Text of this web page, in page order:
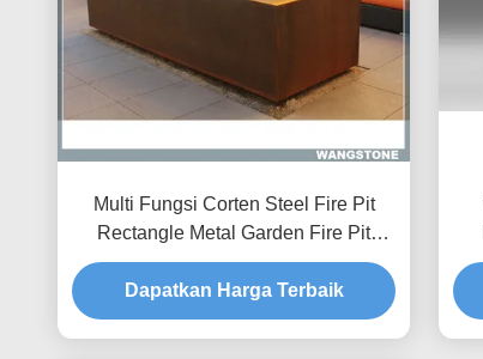
Multi Fungsi Corten Steel Fire Pit
Rectangle Metal Garden Fire Pit
Metal Sculpture
Dapatkan Harga Terbaik